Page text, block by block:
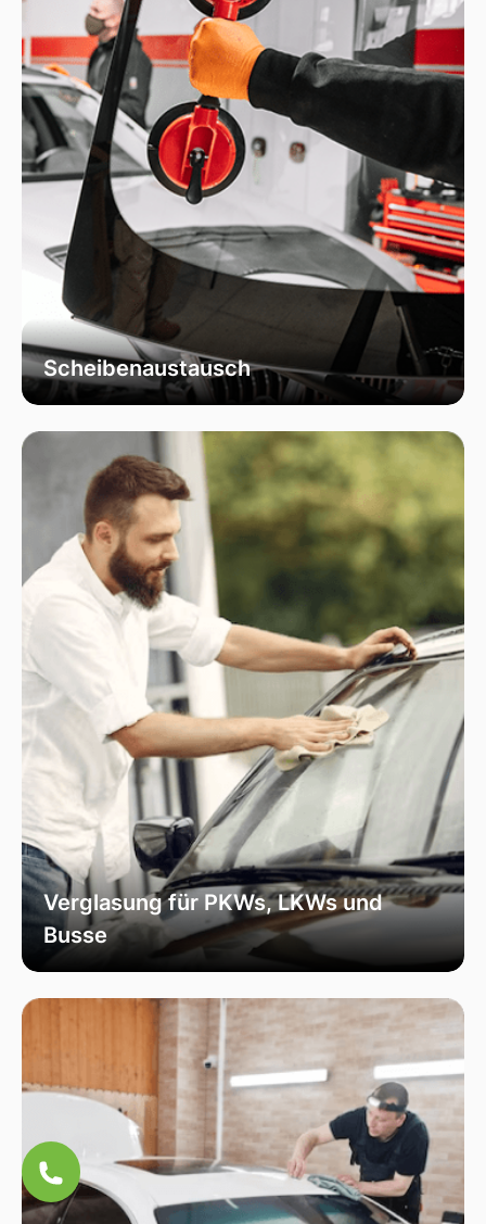
Scheibenaustausch
Bei uns erhalten Sie einen fachgerechten
Fahrzeugscheiben. Wir verwenden
ausschließlich hochwertiges Autoglas, das
speziell für Ihr Fahrzeugmodell geeignet ist, um
optimale Sicht und Sicherheit zu garantieren.
Verglasung für PKWs, LKWs und
Busse
Unsere Verglasungsdienste umfassen alle
Lastkraftwagen bis hin zu Bussen. Wir sorgen
für eine fachmännische Installation und hohe
Qualität, um die Sicherheit und Funktionalität
Ihres Fahrzeugs zu erhöhen.